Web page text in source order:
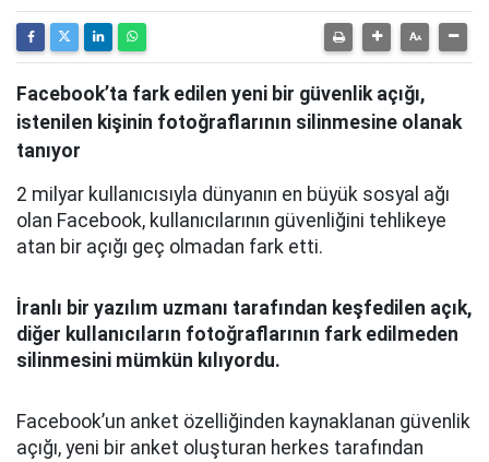
Facebook’ta fark edilen yeni bir güvenlik açığı,
istenilen kişinin fotoğraflarının silinmesine olanak
tanıyor
2 milyar kullanıcısıyla dünyanın en büyük sosyal ağı
olan Facebook, kullanıcılarının güvenliğini tehlikeye
atan bir açığı geç olmadan fark etti.
İranlı bir yazılım uzmanı tarafından keşfedilen açık,
diğer kullanıcıların fotoğraflarının fark edilmeden
silinmesini mümkün kılıyordu.
Facebook’un anket özelliğinden kaynaklanan güvenlik
açığı, yeni bir anket oluşturan herkes tarafından